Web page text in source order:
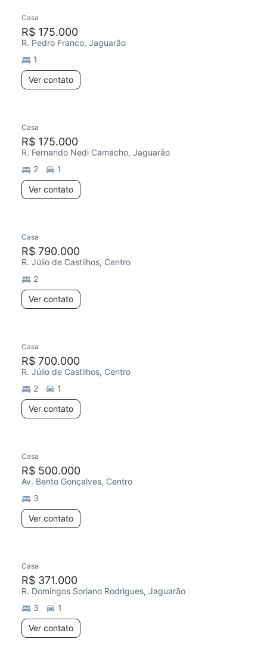
Chegou este mês
Casa
R$ 175.000
R. Pedro Franco, Jaguarão
1
Ver contato
Casa
R$ 175.000
R. Fernando Nedi Camacho, Jaguarão
2
1
Ver contato
Casa
R$ 790.000
R. Júlio de Castilhos, Centro
2
Ver contato
Casa
R$ 700.000
R. Júlio de Castilhos, Centro
2
1
Ver contato
Casa
R$ 500.000
Av. Bento Gonçalves, Centro
3
Ver contato
Casa
R$ 371.000
R. Domingos Soriano Rodrigues, Jaguarão
3
1
Ver contato